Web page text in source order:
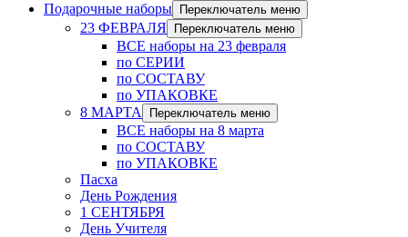
Подарочные наборы
Переключатель меню
23 ФЕВРАЛЯ Переключатель меню
ВСЕ наборы на 23 февраля
по СЕРИИ
по СОСТАВУ
по УПАКОВКЕ
8 МАРТА
Переключатель меню
ВСЕ наборы на 8 марта
по СОСТАВУ
по УПАКОВКЕ
Пасха
День Рождения
1 СЕНТЯБРЯ
День Учителя